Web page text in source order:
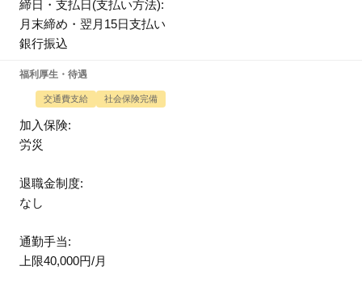
締日・支払日(支払い方法):
月末締め・翌月15日支払い
銀行振込
福利厚生・待遇
交通費支給 社会保険完備
加入保険:
労災
退職金制度:
なし
通勤手当:
上限40,000円/月